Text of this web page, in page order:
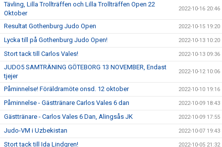
Tävling, Lilla Trollträffen och Lilla Trollträffen Open 22
Oktober
2022-10-16 20:46
Resultat Gothenburg Judo Open 2022-10-15 19:20
Lycka till på Gothenburg Judo Open! 2022-10-13 10:20
Stort tack till Carlos Vales! 2022-10-13 09:36
JUDO5 SAMTRÄNING GÖTEBORG 13 NOVEMBER, Endast
tjejer
2022-10-12 10:06
Påminnelse! Föräldramöte onsd. 12 oktober 2022-10-10 19:16
Påminnelse - Gästtränare Carlos Vales 6 dan 2022-10-09 18:43
Gästtränare - Carlos Vales 6 Dan, Alingsås JK 2022-10-09 17:55
Judo-VM i Uzbekistan 2022-10-07 19:43
Stort tack till Ida Lindgren! 2022-10-05 21:32